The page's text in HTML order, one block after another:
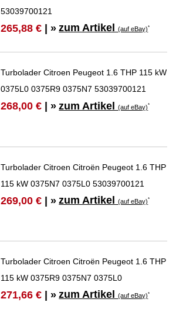
53039700121
265,88 € | » zum Artikel(auf eBay)*
Turbolader Citroen Peugeot 1.6 THP 115 kW
0375L0 0375R9 0375N7 53039700121
268,00 € | » zum Artikel(auf eBay)*
Turbolader Citroen Citroën Peugeot 1.6 THP
115 kW 0375N7 0375L0 53039700121
269,00 € | » zum Artikel(auf eBay)*
Turbolader Citroen Citroën Peugeot 1.6 THP
115 kW 0375R9 0375N7 0375L0
271,66 € | » zum Artikel(auf eBay)*